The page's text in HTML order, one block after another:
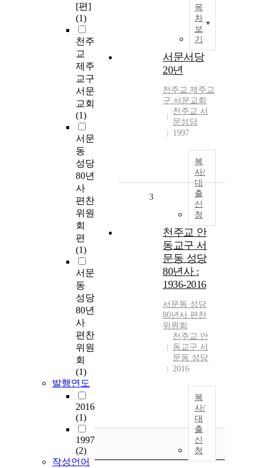
[편]
(1)
천주
교
제주
교구
서문
교회
(1)
서문
동
성당
80년
사
편찬
위원
회
편
(1)
서문
동
성당
80년
사
편찬
위원
회
(1)
발행연도
2016
(1)
1997
(2)
작성언어
목
차
보
기
서문서당
20년
천주교 제주교
구 서문교회
천주교 서
문성당
1997
복
사/
대
출
신
청
3
천주교 안
동교구 서
문동 성당
80년사 :
1936-2016
서문동 성당
80년사 편찬
위원회
천주교 안
동교구 서
문동 성당
2016
복
사/
대
출
신
청